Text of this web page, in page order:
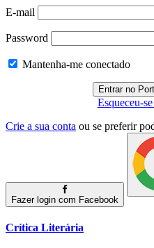
E-mail
Password
Mantenha-me conectado
Esqueceu-
Crie a sua conta ou se preferir
Fazer login com Facebook
Crítica Literária